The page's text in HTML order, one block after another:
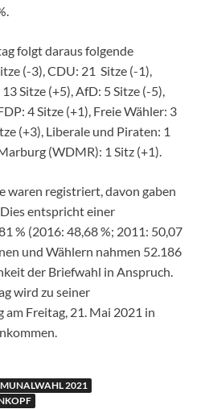
folgt daraus folgende
(-3), CDU: 21 Sitze (-1),
Sitze (+5), AfD: 5 Sitze (-5),
4 Sitze (+1), Freie Wähler: 3
(+3), Liberale und Piraten: 1
(WDMR): 1 Sitz (+1).
waren registriert, davon gaben
entspricht einer
% (2016: 48,68 %; 2011: 50,07
und Wählern nahmen 52.186
der Briefwahl in Anspruch.
wird zu seiner
Freitag, 21. Mai 2021 in
2021